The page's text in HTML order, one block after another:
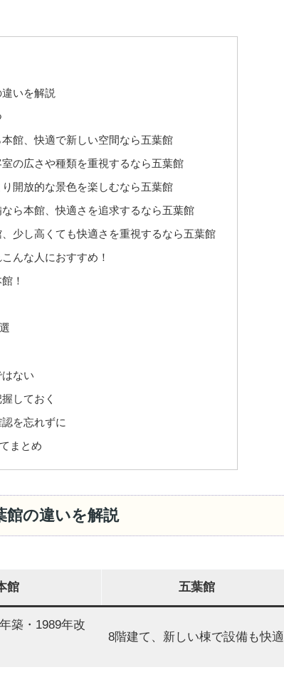
いを解説
館、快適で新しい空間なら五葉館
の広さや種類を重視するなら五葉館
開放的な景色を楽しむなら五葉館
ら本館、快適さを追求するなら五葉館
少し高くても快適さを重視するなら五葉館
んな人におすすめ！
！
ない
しておく
を忘れずに
まとめ
館の違いを解説
館 五葉館
築・1989年改
8階建て、新しい棟で設備も快適